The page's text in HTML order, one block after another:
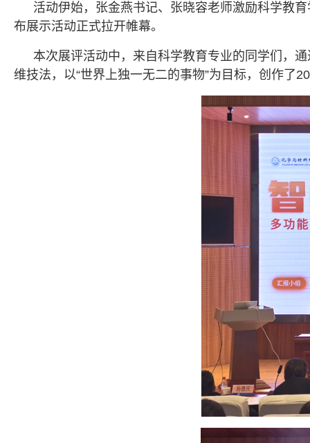
活动伊始，张金燕书记、张晓容老师激励科学教
布展示活动正式拉开帷幕。
本次展评活动中，来自科学教育专业的同学们，
维技法，以“世界上独一无二的事物”为目标，创作了